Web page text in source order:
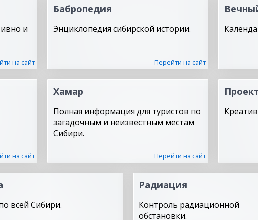
и
на сайт
Бабропедия
Энциклопедия сибирской истории.
Перейти на сайт
на сайт
Хамар
Полная информация для туристов по
загадочным и неизвестным местам
Сибири.
Перейти на сайт
всей Сибири.
Радиация
Контроль радиационной
обстановки.